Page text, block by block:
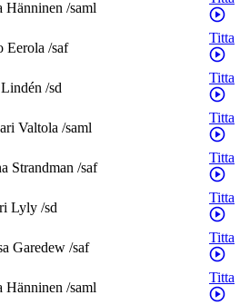
Hänninen /saml
Eerola /saf
Titta
Lindén /sd
Titta
Valtola /saml
Titta
Strandman /saf
Titta
Lyly /sd
Titta
Garedew /saf
Titta
Hänninen /saml
Titta